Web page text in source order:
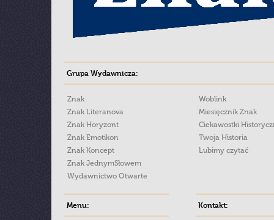
Grupa Wydawnicza:
Znak
Znak Literanova
Znak Horyzont
Znak Emotikon
Znak Koncept
Znak JednymSłowem
Wydawnictwo Otwarte
Woblink
Miesięcznik Znak
Ciekawostki
Twoja Historia
Lubimy czytać
Menu: Kontakt: